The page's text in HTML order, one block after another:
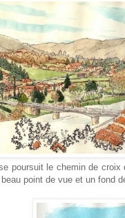
poursuit le chemin de
beau point de vue et un fond